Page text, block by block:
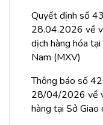
Quyết định số
28.04.2026 về
dịch hàng hóa
Nam (MXV)
Thông báo số
28/04/2026 về
hàng tại Sở